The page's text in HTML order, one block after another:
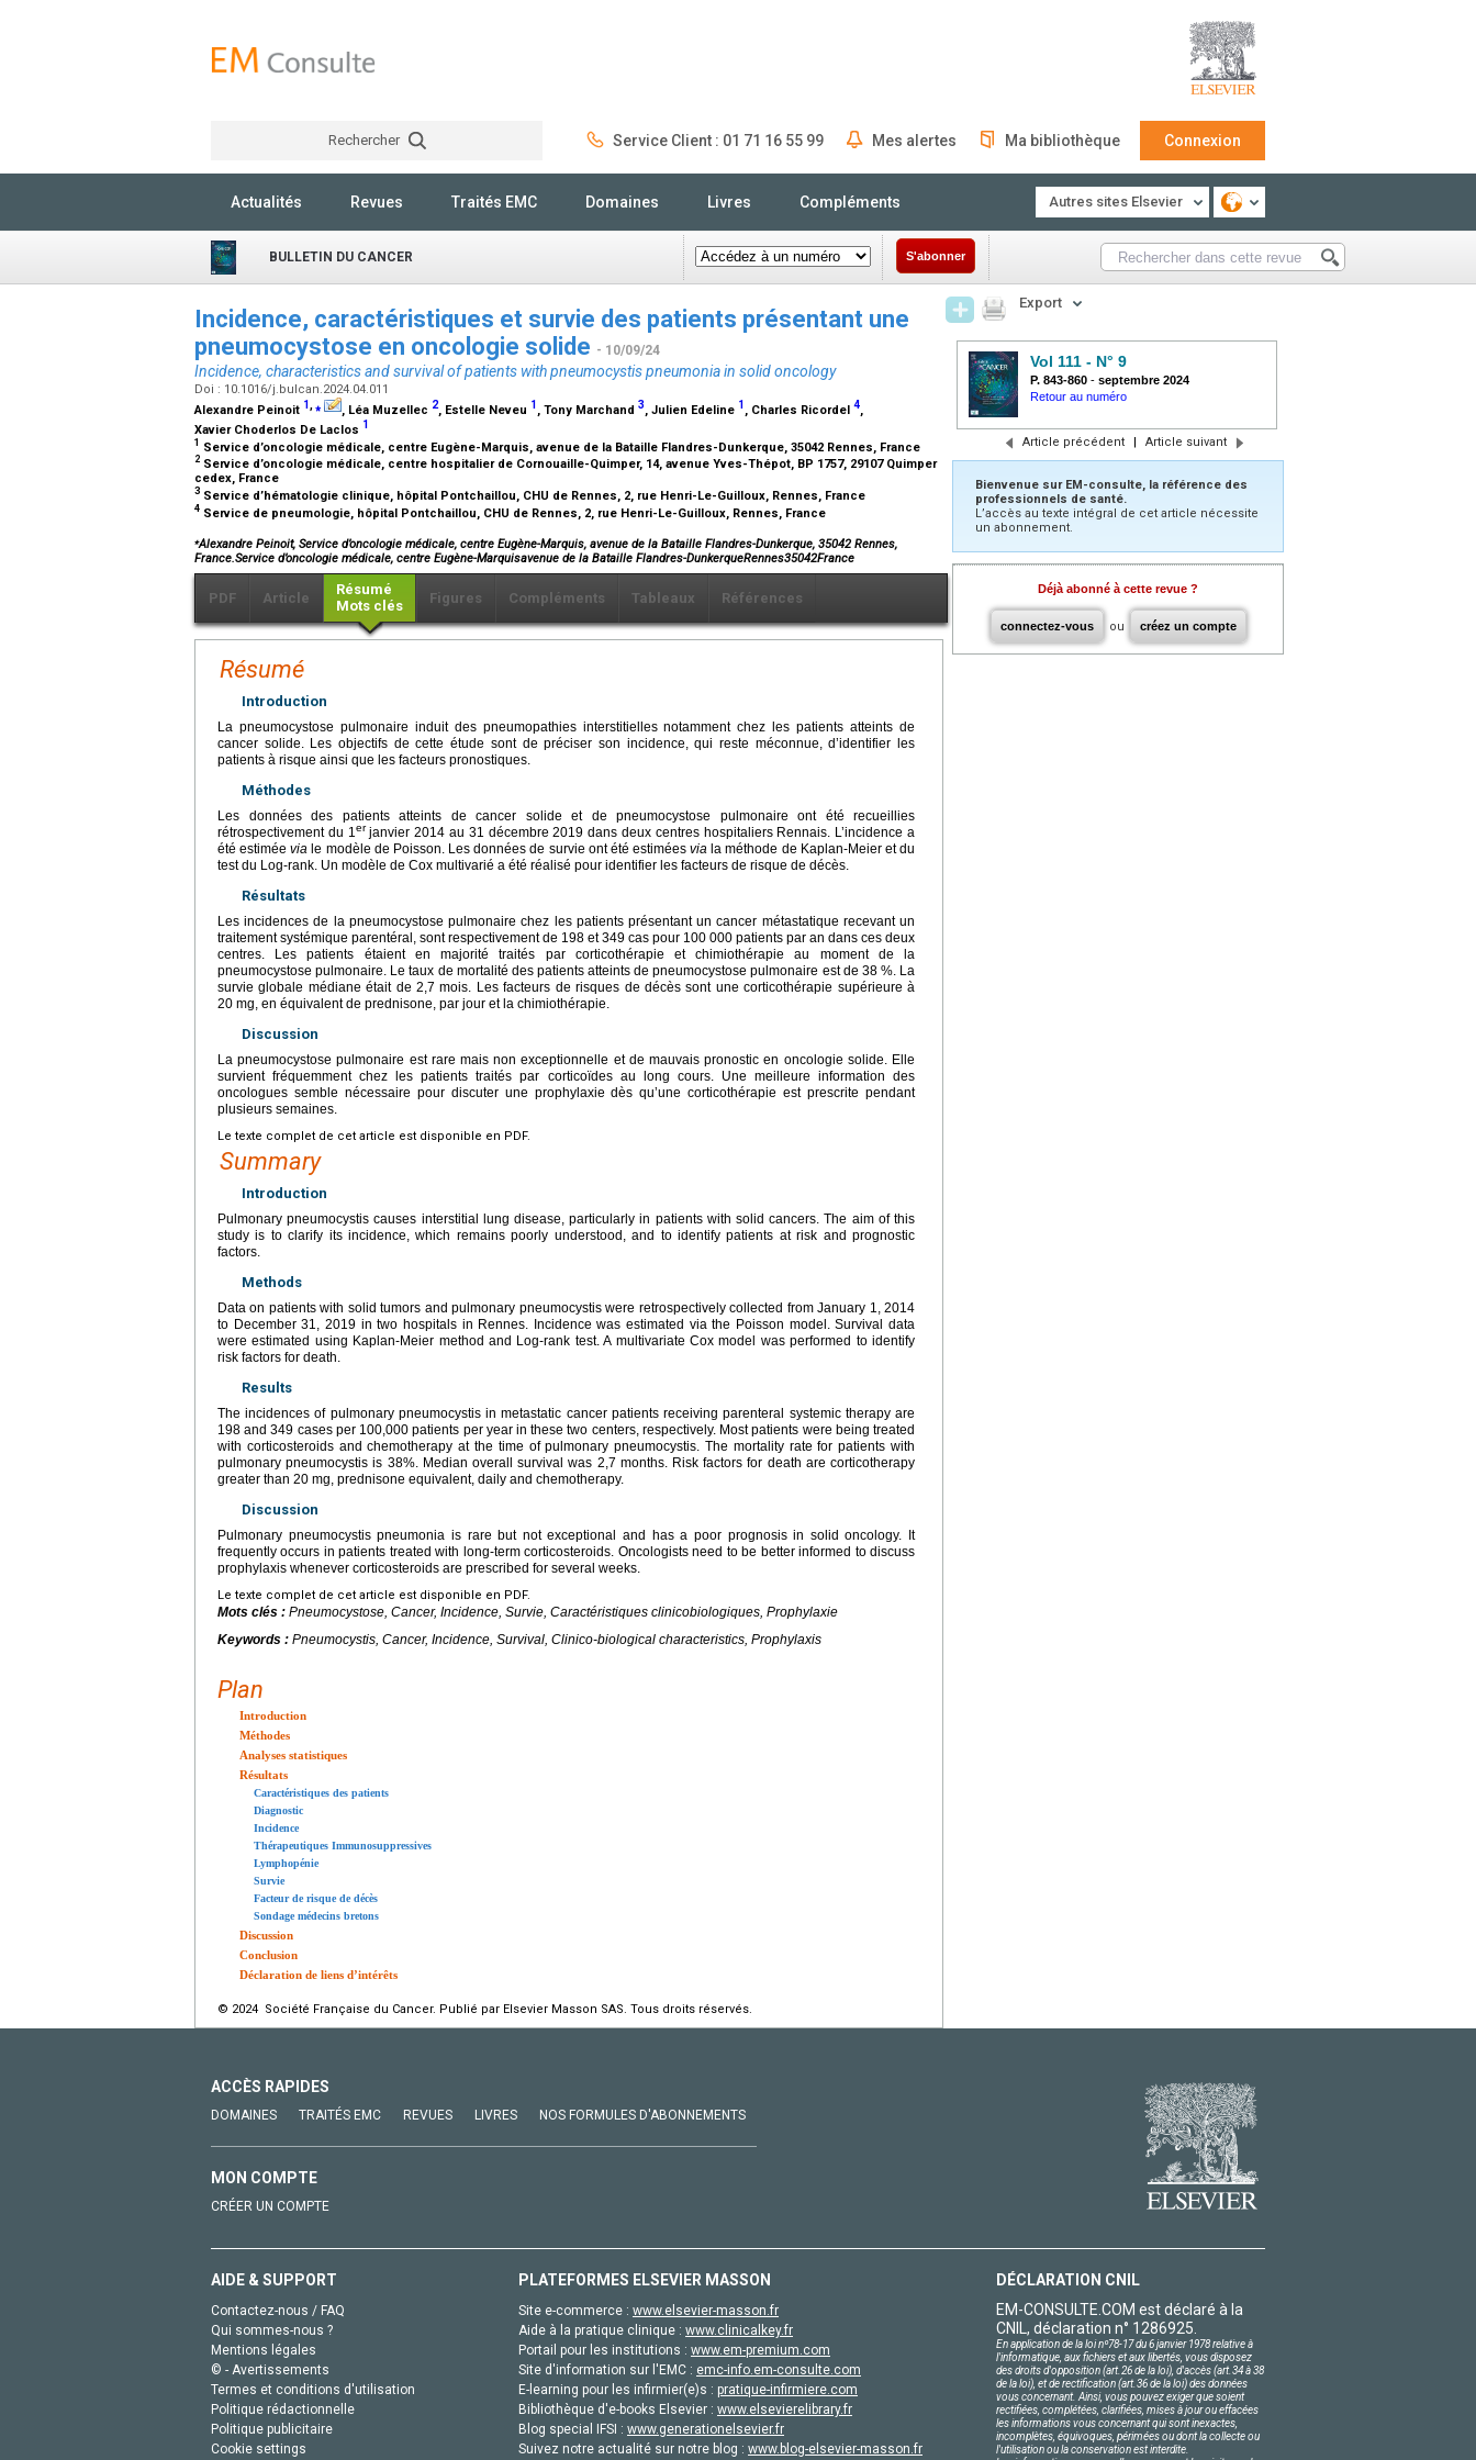
Rechercher Service Client : 01 71 16 55 99 Mes alertes Ma bibliothèque Connexion
Actualités Revues Traités EMC Domaines Livres Compléments Autres sites Elsevier
BULLETIN DU CANCER S'abonner
Incidence, caractéristiques et survie des patients présentant une
pneumocystose en oncologie solide - 10/09/24
Incidence, characteristics and survival of patients with pneumocystis pneumonia in solid oncology
Doi : 10.1016/j.bulcan.2024.04.011
Alexandre Peinoit 1,⁎ , Léa Muzellec 2, Estelle Neveu 1 , Tony Marchand 3, Julien Edeline 1 , Charles Ricordel 4,
Xavier Choderlos De Laclos 1
1 Service d’oncologie médicale, centre Eugène-Marquis, avenue de la Bataille Flandres-Dunkerque, 35042 Rennes, France
2 Service d’oncologie médicale, centre hospitalier de Cornouaille-Quimper, 14, avenue Yves-Thépot, BP 1757, 29107 Quimper
cedex, France
3 Service d’hématologie clinique, hôpital Pontchaillou, CHU de Rennes, 2, rue Henri-Le-Guilloux, Rennes, France
4 Service de pneumologie, hôpital Pontchaillou, CHU de Rennes, 2, rue Henri-Le-Guilloux, Rennes, France
⁎Alexandre Peinoit, Service d’oncologie médicale, centre Eugène-Marquis, avenue de la Bataille Flandres-Dunkerque, 35042 Rennes,
France.Service d’oncologie médicale, centre Eugène-Marquisavenue de la Bataille Flandres-DunkerqueRennes35042France
PDF Article
Résumé
Mots clés
Figures Compléments Tableaux Références
Résumé
Introduction
La pneumocystose pulmonaire induit des pneumopathies interstitielles notamment chez les patients atteints de
cancer solide. Les objectifs de cette étude sont de préciser son incidence, qui reste méconnue, d’identifier les
patients à risque ainsi que les facteurs pronostiques.
Méthodes
Les données des patients atteints de cancer solide et de pneumocystose pulmonaire ont été recueillies
rétrospectivement du 1er janvier 2014 au 31 décembre 2019 dans deux centres hospitaliers Rennais. L’incidence a
été estiméevia le modèle de Poisson. Les données de survie ont été estiméesvia la méthode de Kaplan-Meier et du
test du Log-rank. Un modèle de Cox multivarié a été réalisé pour identifier les facteurs de risque de décès.
Résultats
Les incidences de la pneumocystose pulmonaire chez les patients présentant un cancer métastatique recevant un
traitement systémique parentéral, sont respectivement de 198 et 349 cas pour 100 000 patients par an dans ces deux
centres. Les patients étaient en majorité traités par corticothérapie et chimiothérapie au moment de la
pneumocystose pulmonaire. Le taux de mortalité des patients atteints de pneumocystose pulmonaire est de 38 %. La
survie globale médiane était de 2,7 mois. Les facteurs de risques de décès sont une corticothérapie supérieure à
20 mg, en équivalent de prednisone, par jour et la chimiothérapie.
Discussion
La pneumocystose pulmonaire est rare mais non exceptionnelle et de mauvais pronostic en oncologie solide. Elle
survient fréquemment chez les patients traités par corticoïdes au long cours. Une meilleure information des
oncologues semble nécessaire pour discuter une prophylaxie dès qu’une corticothérapie est prescrite pendant
plusieurs semaines.
Le texte complet de cet article est disponible en PDF.
Summary
Introduction
Pulmonary pneumocystis causes interstitial lung disease, particularly in patients with solid cancers. The aim of this
study is to clarify its incidence, which remains poorly understood, and to identify patients at risk and prognostic
factors.
Methods
Data on patients with solid tumors and pulmonary pneumocystis were retrospectively collected from January 1, 2014
to December 31, 2019 in two hospitals in Rennes. Incidence was estimated via the Poisson model. Survival data
were estimated using Kaplan-Meier method and Log-rank test. A multivariate Cox model was performed to identify
risk factors for death.
Results
The incidences of pulmonary pneumocystis in metastatic cancer patients receiving parenteral systemic therapy are
198 and 349 cases per 100,000 patients per year in these two centers, respectively. Most patients were being treated
with corticosteroids and chemotherapy at the time of pulmonary pneumocystis. The mortality rate for patients with
pulmonary pneumocystis is 38%. Median overall survival was 2,7 months. Risk factors for death are corticotherapy
greater than 20 mg, prednisone equivalent, daily and chemotherapy.
Discussion
Pulmonary pneumocystis pneumonia is rare but not exceptional and has a poor prognosis in solid oncology. It
frequently occurs in patients treated with long-term corticosteroids. Oncologists need to be better informed to discuss
prophylaxis whenever corticosteroids are prescribed for several weeks.
Le texte complet de cet article est disponible en PDF.
Mots clés : Pneumocystose, Cancer, Incidence, Survie, Caractéristiques clinicobiologiques, Prophylaxie
Keywords : Pneumocystis, Cancer, Incidence, Survival, Clinico-biological characteristics, Prophylaxis
Plan
Introduction
Méthodes
Analyses statistiques
Résultats
Caractéristiques des patients
Diagnostic
Incidence
Thérapeutiques Immunosuppressives
Lymphopénie
Survie
Facteur de risque de décès
Sondage médecins bretons
Discussion
Conclusion
Déclaration de liens d’intérêts
© 2024 Société Française du Cancer. Publié par Elsevier Masson SAS. Tous droits réservés.
Export
Vol 111 - N° 9
P. 843-860 - septembre 2024
Retour au numéro
Article précédent | Article suivant
Bienvenue sur EM-consulte, la référence des
professionnels de santé.
L’accès au texte intégral de cet article nécessite
un abonnement.
Déjà abonné à cette revue ?
connectez-vous ou créez un compte
ACCÈS RAPIDES
DOMAINES TRAITÉS EMC REVUES LIVRES NOS FORMULES D'ABONNEMENTS
MON COMPTE
CRÉER UN COMPTE
AIDE & SUPPORT
Contactez-nous / FAQ
Qui sommes-nous ?
Mentions légales
© - Avertissements
Termes et conditions d'utilisation
Politique rédactionnelle
Politique publicitaire
Cookie settings
PLATEFORMES ELSEVIER MASSON
Site e-commerce : www.elsevier-masson.fr
Aide à la pratique clinique : www.clinicalkey.fr
Portail pour les institutions : www.em-premium.com
Site d'information sur l'EMC : emc-info.em-consulte.com
E-learning pour les infirmier(e)s : pratique-infirmiere.com
Bibliothèque d'e-books Elsevier : www.elsevierelibrary.fr
Blog special IFSI : www.generationelsevier.fr
Suivez notre actualité sur notre blog : www.blog-elsevier-masson.fr
DÉCLARATION CNIL
EM-CONSULTE.COM est déclaré à la
CNIL, déclaration n° 1286925.
En application de la loi nº78-17 du 6 janvier 1978 relative à
l'informatique, aux fichiers et aux libertés, vous disposez
des droits d'opposition (art.26 de la loi), d'accès (art.34 à 38
de la loi), et de rectification (art.36 de la loi) des données
vous concernant. Ainsi, vous pouvez exiger que soient
rectifiées, complétées, clarifiées, mises à jour ou effacées
les informations vous concernant qui sont inexactes,
incomplètes, équivoques, périmées ou dont la collecte ou
l'utilisation ou la conservation est interdite.